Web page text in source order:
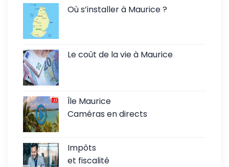
Où s’installer à Maurice ?
Le coût de la vie à Maurice
Île Maurice
Caméras en directs
Impôts
et fiscalité